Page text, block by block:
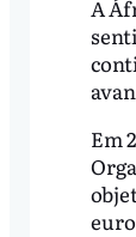
A
Em